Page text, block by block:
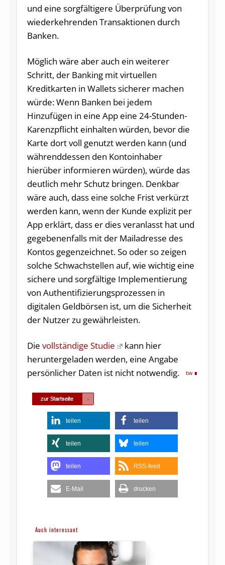
und eine sorgfältigere Überprüfung von
wiederkehrenden Transaktionen durch
Banken.
Möglich wäre aber auch ein weiterer
Schritt, der Banking mit virtuellen
Kreditkarten in Wallets sicherer machen
würde: Wenn Banken bei jedem
Hinzufügen in eine App eine 24-Stunden-
Karenzpflicht einhalten würden, bevor die
Karte dort voll genutzt werden kann (und
währenddessen den Kontoinhaber
hierüber informieren würden), würde das
deutlich mehr Schutz bringen. Denkbar
wäre auch, dass eine solche Frist verkürzt
werden kann, wenn der Kunde explizit per
App erklärt, dass er dies veranlasst hat und
gegebenenfalls mit der Mailadresse des
Kontos gegenzeichnet. So oder so zeigen
solche Schwachstellen auf, wie wichtig eine
sichere und sorgfältige Implementierung
von Authentifizierungsprozessen in
digitalen Geldbörsen ist, um die Sicherheit
der Nutzer zu gewährleisten.
Die vollständige Studie
kann hier
heruntergeladen werden, eine Angabe
persönlicher Daten ist nicht notwendig.
tw
teilen teilen
teilen teilen
teilen RSS-feed
E-Mail drucken
Auch interessant